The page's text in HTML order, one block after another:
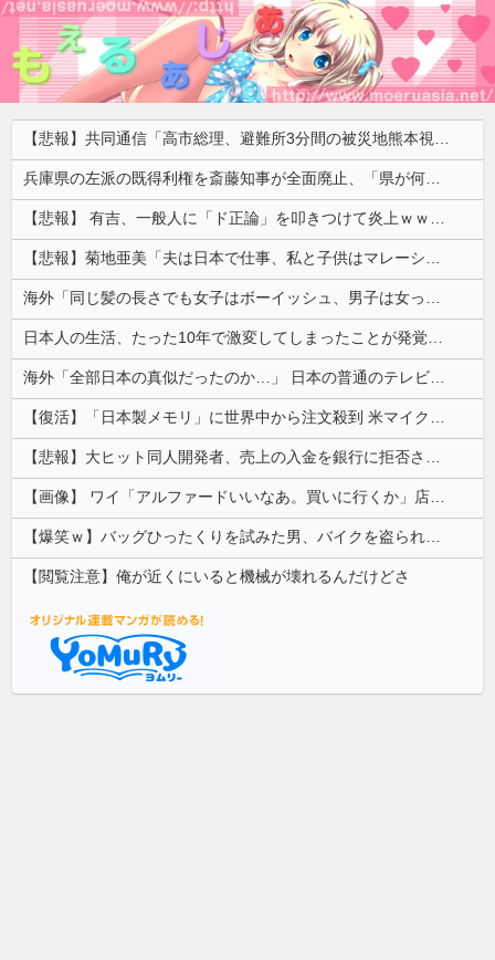
【悲報】共同通信「高市総理、避難所3分間の被災地熊本視察動画に批判！」 → 内閣報道官「避難所視察は51分間！大変な状況の中で、1時間近く受け入れていただき、感謝！」
兵庫県の左派の既得利権を斎藤知事が全面廃止、「県が何をするねん？」と存在意義そのものが不明で……
【悲報】 有吉、一般人に「ド正論」を叩きつけて炎上ｗｗｗｗｗｗｗｗ
【悲報】菊地亜美「夫は日本で仕事、私と子供はマレーシア、夫は毎月会いに来る」←これどう思う？
海外「同じ髪の長さでも女子はボーイッシュ、男子は女っぽい扱いになる」呼び名が逆転する境界線あるある…？
日本人の生活、たった10年で激変してしまったことが発覚・・・
海外「全部日本の真似だったのか…」 日本の普通のテレビ番組が最新SNSの数十年先を行っていたと話題に
【復活】「日本製メモリ」に世界中から注文殺到 米マイクロンが１兆５０００億円を表明
【悲報】大ヒット同人開発者、売上の入金を銀行に拒否され受け取れず、多額の納税義務だけが残るｗｗｗｗｗ
【画像】 ワイ「アルファードいいなあ。買いに行くか」店員「ほいっ見積もりな！」ワイ「金額おかしくね？」←お前らもそう思うよな？？？？？
【爆笑ｗ】バッグひったくりを試みた男、バイクを盗られる！
【閲覧注意】俺が近くにいると機械が壊れるんだけどさ